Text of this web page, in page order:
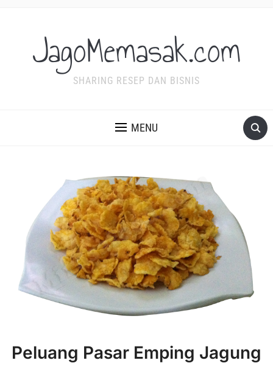
JagoMemasak.com
SHARING RESEP DAN BISNIS
MENU
Peluang Pasar Emping Jagung